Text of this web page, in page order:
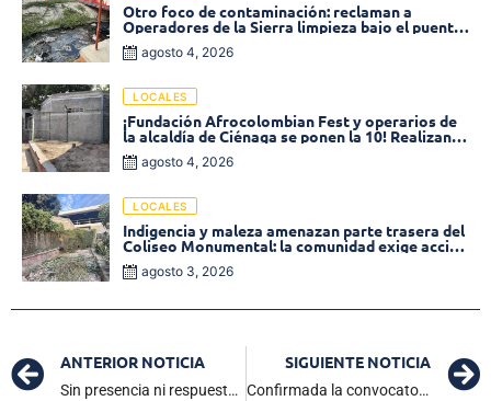
Otro foco de contaminación: reclaman a
Operadores de la Sierra limpieza bajo el puente
de la calle 19 con carrera 11
agosto 4, 2026
LOCALES
¡Fundación Afrocolombian Fest y operarios de
la alcaldía de Ciénaga se ponen la 10! Realizan
limpieza de la parte posterior del Coliseo
Monumental
agosto 4, 2026
LOCALES
Indigencia y maleza amenazan parte trasera del
Coliseo Monumental: la comunidad exige acción
inmediata!
agosto 3, 2026
ANTERIOR NOTICIA
Sin presencia ni respuestas claras: directora de Operadores de la Sierra no asistió a sesión del Concejo de Ciénaga
SIGUIENTE NOTICIA
Confirmada la convocatoria de la Selección Colombia para las fechas 17 y 18 de las clasificatorias al Mundial 2026